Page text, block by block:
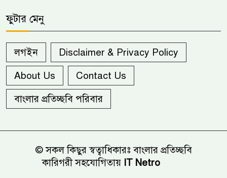
ফুটার মেনু
লগইন
Disclaimer & Privacy Policy
About Us
Contact Us
বাংলার প্রতিচ্ছবি পরিবার
© সকল কিছুর স্বত্বাধিকারঃ বাংলার প্রতিচ্ছবি
কারিগরী সহযোগিতায় IT Netro